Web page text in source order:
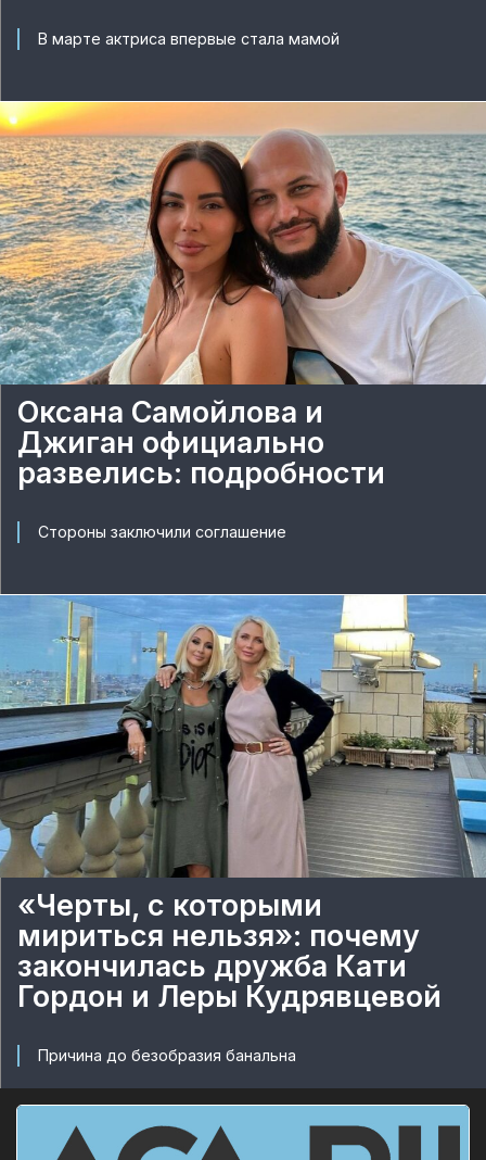
В марте актриса впервые стала мамой
Оксана Самойлова и
Джиган официально
развелись: подробности
Стороны заключили соглашение
«Черты, с которыми
мириться нельзя»: почему
закончилась дружба Кати
Гордон и Леры Кудрявцевой
Причина до безобразия банальна